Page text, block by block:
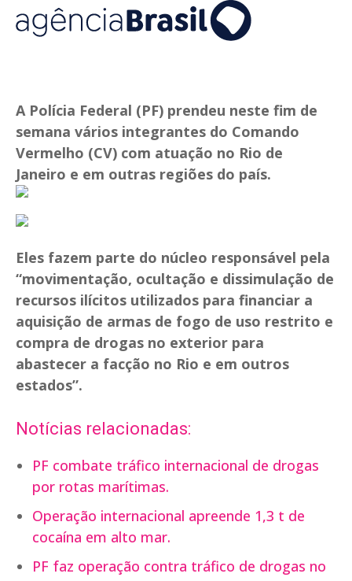
A Polícia Federal (PF) prendeu neste fim de
semana vários integrantes do Comando
Vermelho (CV) com atuação no Rio de
Janeiro e em outras regiões do país.
Eles fazem parte do núcleo responsável pela
“movimentação, ocultação e dissimulação de
recursos ilícitos utilizados para financiar a
aquisição de armas de fogo de uso restrito e
compra de drogas no exterior para
abastecer a facção no Rio e em outros
estados”.
Notícias relacionadas:
PF combate tráfico internacional de drogas
por rotas marítimas.
Operação internacional apreende 1,3 t de
cocaína em alto mar.
PF faz operação contra tráfico de drogas no